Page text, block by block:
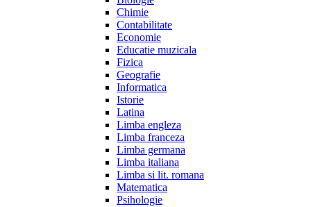
Chimie
Contabilitate
Economie
Educatie muzicala
Fizica
Geografie
Informatica
Istorie
Latina
Limba engleza
Limba franceza
Limba germana
Limba italiana
Limba si lit. romana
Matematica
Psihologie